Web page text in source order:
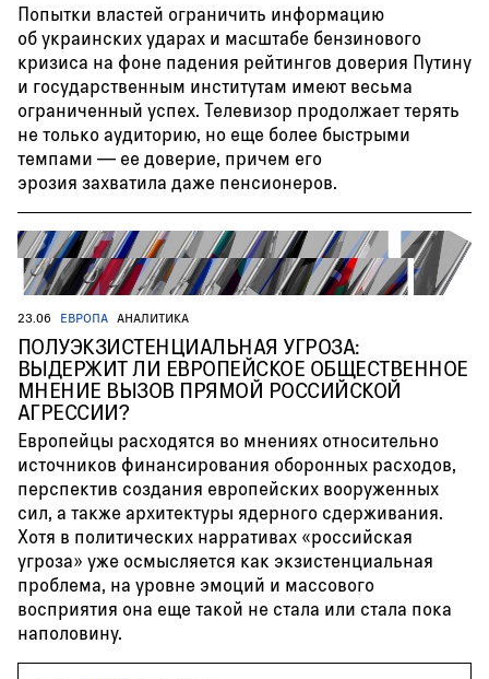
Попытки властей ограничить информацию
об украинских ударах и масштабе бензинового
кризиса на фоне падения рейтингов доверия Путину
и государственным институтам имеют весьма
ограниченный успех. Телевизор продолжает терять
не только аудиторию, но еще более быстрыми
темпами — ее доверие, причем его
эрозия захватила даже пенсионеров.
23.06 ЕВРОПА АНАЛИТИКА
ПОЛУЭКЗИСТЕНЦИАЛЬНАЯ УГРОЗА:
ВЫДЕРЖИТ ЛИ ЕВРОПЕЙСКОЕ ОБЩЕСТВЕННОЕ
МНЕНИЕ ВЫЗОВ ПРЯМОЙ РОССИЙСКОЙ
АГРЕССИИ?
Европейцы расходятся во мнениях относительно
источников финансирования оборонных расходов,
перспектив создания европейских вооруженных
сил, а также архитектуры ядерного сдерживания.
Хотя в политических нарративах «российская
угроза» уже осмысляется как экзистенциальная
проблема, на уровне эмоций и массового
восприятия она еще такой не стала или стала пока
наполовину.